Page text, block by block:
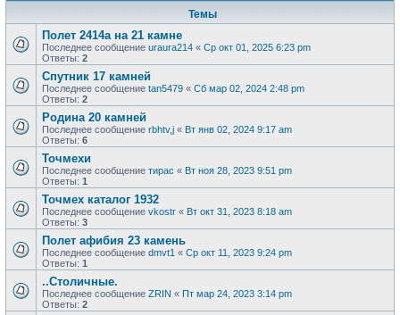
Темы
Полет 2414а на 21 камне
Последнее сообщение uraura214 « Ср окт 01, 2025 6:23 pm
Ответы: 2
Спутник 17 камней
Последнее сообщение tan5479 « Сб мар 02, 2024 2:48 pm
Ответы: 2
Родина 20 камней
Последнее сообщение rbhtv,j « Вт янв 02, 2024 9:17 am
Ответы: 6
Точмехи
Последнее сообщение тирас « Вт ноя 28, 2023 9:51 pm
Ответы: 1
Точмех каталог 1932
Последнее сообщение vkostr « Вт окт 31, 2023 8:18 am
Ответы: 3
Полет афибия 23 камень
Последнее сообщение dmvt1 « Ср окт 11, 2023 9:24 pm
Ответы: 1
..Столичные.
Последнее сообщение ZRIN « Пт мар 24, 2023 3:14 pm
Ответы: 2